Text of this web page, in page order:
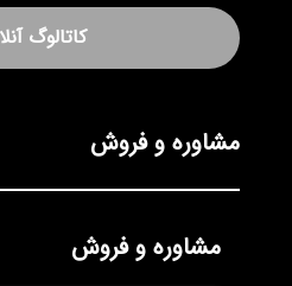
کاتالوگ
مشاوره و فروش
مشاوره و فروش